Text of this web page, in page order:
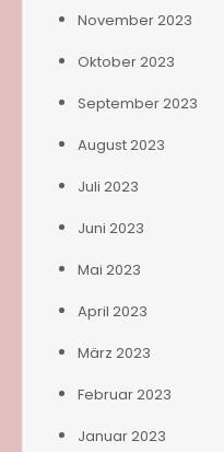
November 2023
Oktober 2023
September 2023
August 2023
Juli 2023
Juni 2023
Mai 2023
April 2023
März 2023
Februar 2023
Januar 2023